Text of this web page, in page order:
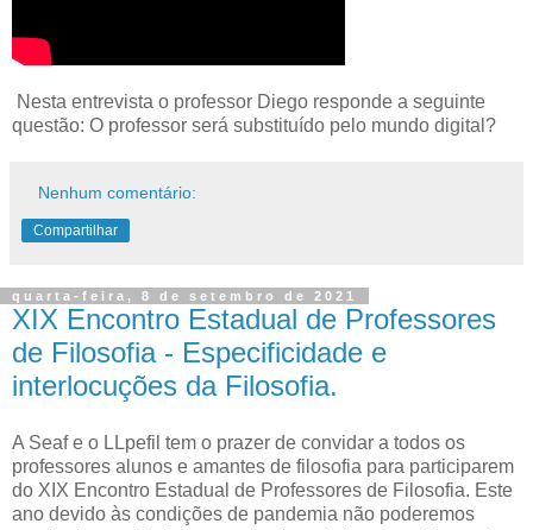
Nesta entrevista o professor Diego responde a seguinte
questão: O professor será substituído pelo mundo digital?
Nenhum comentário:
Compartilhar
quarta-feira, 8 de setembro de 2021
XIX Encontro Estadual de Professores
de Filosofia - Especificidade e
interlocuções da Filosofia.
A Seaf e o LLpefil tem o prazer de convidar a todos os
professores alunos e amantes de filosofia para participarem
do XIX Encontro Estadual de Professores de Filosofia. Este
ano devido às condições de pandemia não poderemos